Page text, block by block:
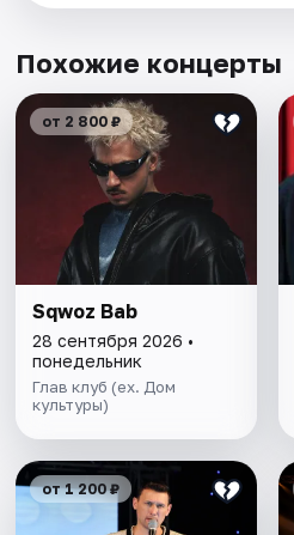
Похожие концерты
от 2 800 ₽
Sqwoz Bab
28 сентября 2026 •
понедельник
Глав клуб (ex. Дом
культуры)
от 1 200 ₽